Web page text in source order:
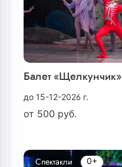
Балет «Щелкунчик»
до 15-12-2026 г.
от 500 руб.
Спектакли 0+